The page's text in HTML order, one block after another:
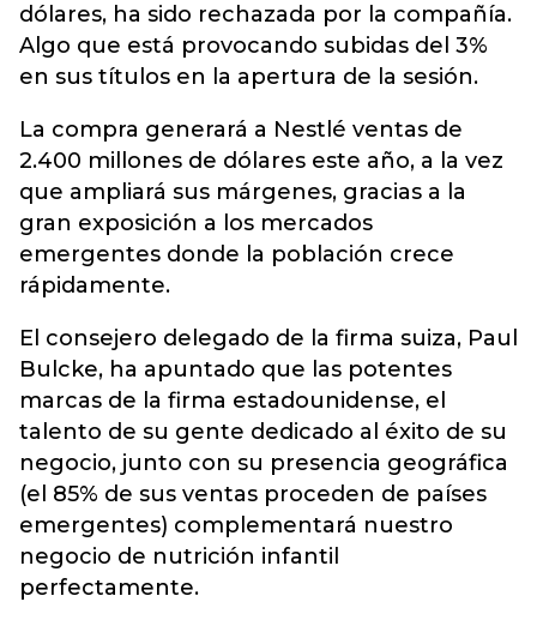
dólares, ha sido rechazada por la compañía.
Algo que está provocando subidas del 3%
en sus títulos en la apertura de la sesión.
La compra generará a Nestlé ventas de
2.400 millones de dólares este año, a la vez
que ampliará sus márgenes, gracias a la
gran exposición a los mercados
emergentes donde la población crece
rápidamente.
El consejero delegado de la firma suiza, Paul
Bulcke, ha apuntado que las potentes
marcas de la firma estadounidense, el
talento de su gente dedicado al éxito de su
negocio, junto con su presencia geográfica
(el 85% de sus ventas proceden de países
emergentes) complementará nuestro
negocio de nutrición infantil
perfectamente.